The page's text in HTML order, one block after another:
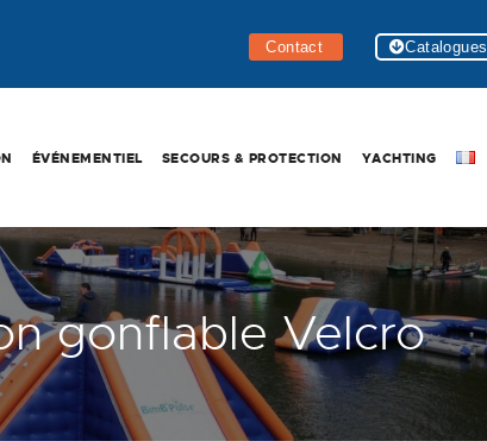
Contact
Catalogues
ÉVÉNEMENTIEL SECOURS & PROTECTION YACHTING
gonflable Velcro